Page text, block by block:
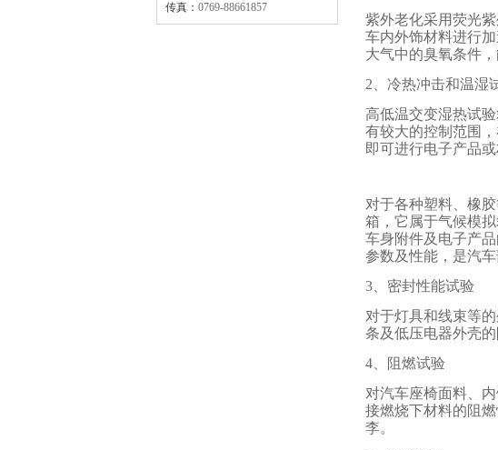
传真： 0769-88661857
紫外老化采用荧光
车内外饰材料进行
大气中的臭氧条件
2、冷热冲击和温湿
高低温交变湿热试
有较大的控制范围
即可进行电子产品
对于各种塑料、橡
箱，它属于气候模
车身附件及电子产
参数及性能，是汽
3、密封性能试验
对于灯具和线束等
条及低压电器外壳的
4、阻燃试验
对汽车座椅面料、
接燃烧下材料的阻
李。